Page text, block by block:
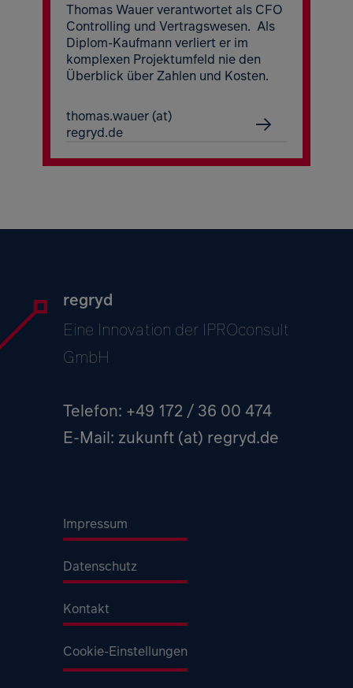
Thomas Wauer verantwortet als CFO
Controlling und Vertragswesen. Als
Diplom-Kaufmann verliert er im
komplexen Projektumfeld nie den
Überblick über Zahlen und Kosten.
thomas.wauer (at)
regryd.de
regryd
Eine Innovation der IPROconsult
GmbH
Telefon: +49 172 / 36 00 474
E-Mail: zukunft (at) regryd.de
Impressum
Datenschutz
Kontakt
Cookie-Einstellungen